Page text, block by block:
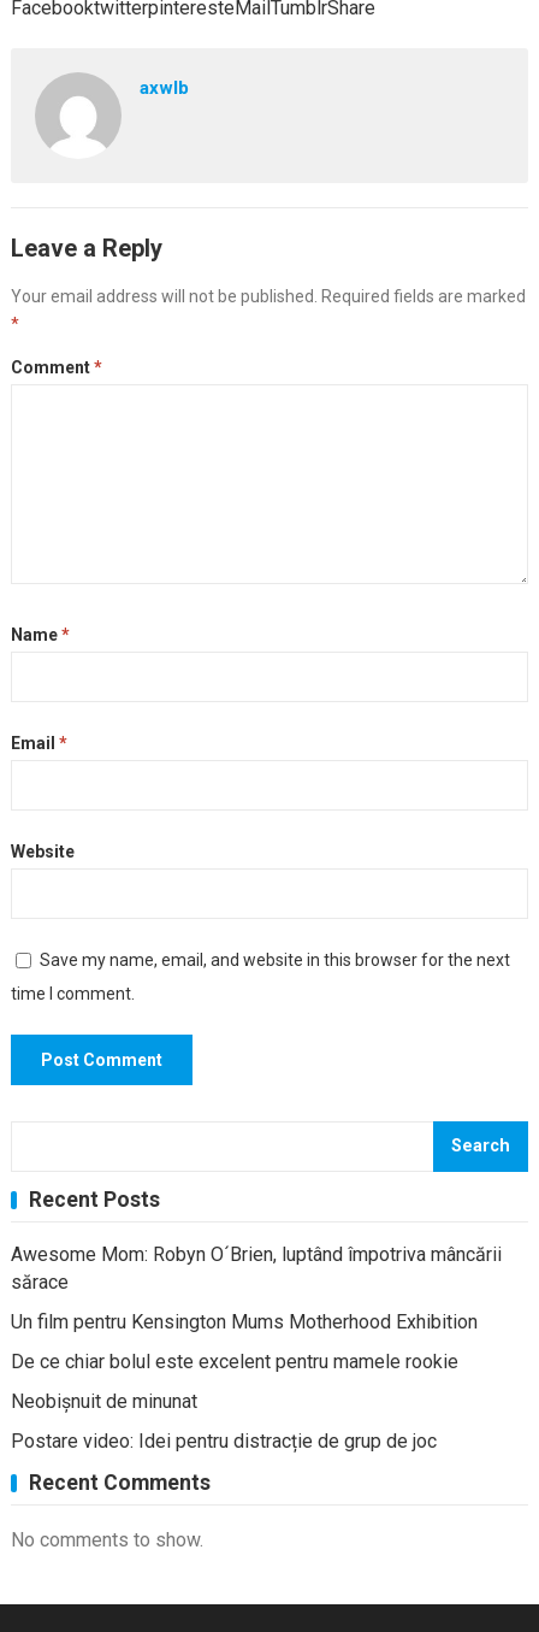
FacebooktwitterpinteresteMailTumblrShare
axwlb
Leave a Reply
Your email address will not be published.
Required fields are marked
*
Comment*
Name*
Email *
Website
Save my name, email, and website in this browser for the next
time I comment.
Search
Recent Posts
Awesome Mom: Robyn O´Brien, luptând împotriva mâncării
sărace
Un film pentru Kensington Mums Motherhood Exhibition
De ce chiar bolul este excelent pentru mamele rookie
Neobișnuit de minunat
Postare video: Idei pentru distracție de grup de joc
Recent Comments
No comments to show.